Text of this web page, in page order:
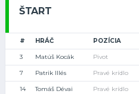
ŠTART
# HRÁČ POZÍCIA
3 Matúš Kocák Pivot
7 Patrik Illés Pravé krídlo
14 Tomáš Dévai Pravé krídlo